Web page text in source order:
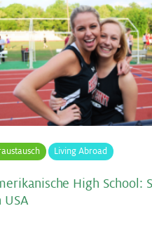
Living Abroad
High School:
USA